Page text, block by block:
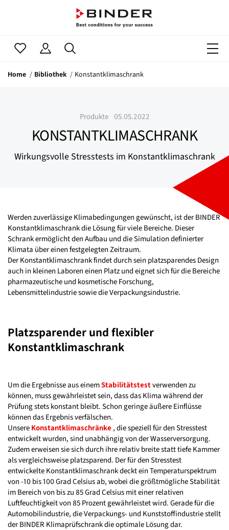
Home Bibliothek Konstantklimaschrank
Produkte 05.05.2022
KONSTANTKLIMASCHRANK
Wirkungsvolle Stresstests im Konstantklimaschrank
Werden zuverlässige Klimabedingungen gewünscht, ist der BINDER
Konstantklimaschrank die Lösung für viele Bereiche. Dieser
Schrank ermöglicht den Aufbau und die Simulation definierter
Klimata über einen festgelegten Zeitraum.
Der Konstantklimaschrank findet durch sein platzsparendes Design
auch in kleinen Laboren einen Platz und eignet sich für die Bereiche
pharmazeutische und kosmetische Forschung,
Lebensmittelindustrie sowie die Verpackungsindustrie.
Platzsparender und flexibler
Konstantklimaschrank
Um die Ergebnisse aus einemStabilitätstestverwenden zu
können, muss gewährleistet sein, dass das Klima während der
Prüfung stets konstant bleibt. Schon geringe äußere Einflüsse
können das Ergebnis verfälschen.
Unsere Konstantklimaschränke , die speziell für den Stresstest
entwickelt wurden, sind unabhängig von der Wasserversorgung.
Zudem erweisen sie sich durch ihre relativ breite statt tiefe Kammer
als vergleichsweise platzsparend. Der für den Stresstest
entwickelte Konstantklimaschrank deckt ein Temperaturspektrum
von -10 bis 100 Grad Celsius ab, wobei die größtmögliche Stabilität
im Bereich von bis zu 85 Grad Celsius mit einer relativen
Luftfeuchtigkeit von 85 Prozent gewährleistet wird. Gerade für die
Automobilindustrie, die Verpackungs- und Kunststoffindustrie stellt
der BINDER Klimaprüfschrank die optimale Lösung dar.